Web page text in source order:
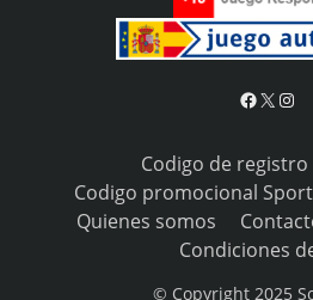
X
Codigo de registro
Codigo promocional
Quienes somos
Condiciones
© Copyright 2025